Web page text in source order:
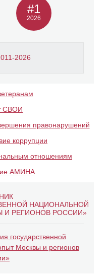
2026
#1
2026
НАЦИОНАЛЬНОЙ
И РЕГИОНОВ РОССИИ»